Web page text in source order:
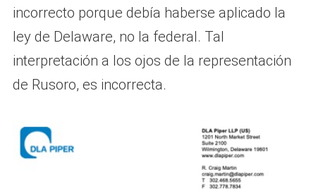
incorrecto porque debía haberse aplicado la
ley de Delaware, no la federal. Tal
interpretación a los ojos de la representación
de Rusoro, es incorrecta.